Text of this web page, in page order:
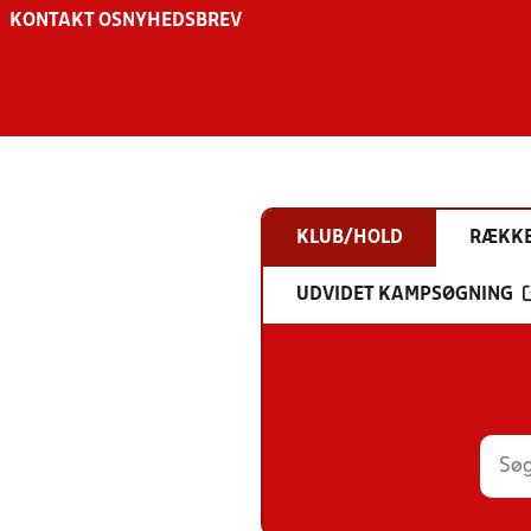
KONTAKT OS NYHEDSBREV
KLUB/HOLD
UDVIDET KAMPSØGNING